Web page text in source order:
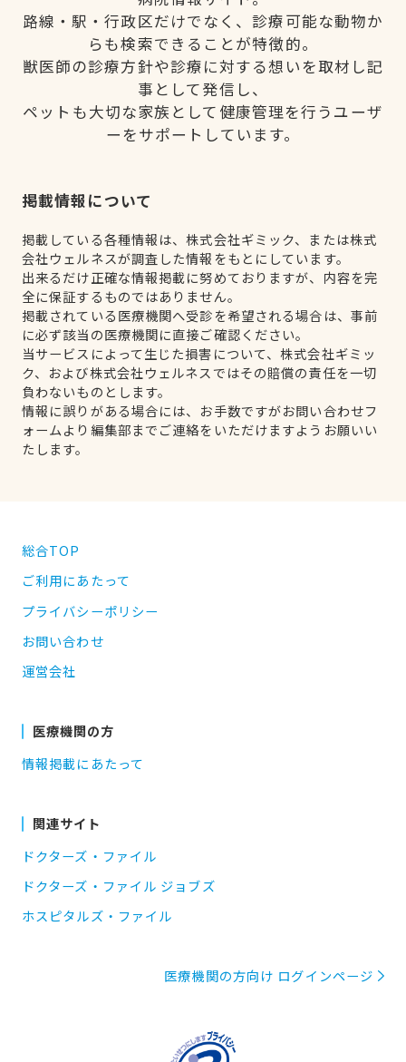
路線・駅・行政区だけでなく、診療可能な動物か
らも検索できることが特徴的。
獣医師の診療方針や診療に対する想いを取材し記
事として発信し、
ペットも大切な家族として健康管理を行うユーザ
ーをサポートしています。
掲載情報について
掲載している各種情報は、株式会社ギミック、または株式
会社ウェルネスが調査した情報をもとにしています。
出来るだけ正確な情報掲載に努めておりますが、内容を完
全に保証するものではありません。
掲載されている医療機関へ受診を希望される場合は、事前
に必ず該当の医療機関に直接ご確認ください。
当サービスによって生じた損害について、株式会社ギミッ
ク、および株式会社ウェルネスではその賠償の責任を一切
負わないものとします。
情報に誤りがある場合には、お手数ですがお問い合わせフ
ォームより編集部までご連絡をいただけますようお願いい
たします。
総合TOP
ご利用にあたって
プライバシーポリシー
お問い合わせ
運営会社
医療機関の方
情報掲載にあたって
関連サイト
ドクターズ・ファイル
ドクターズ・ファイル ジョブズ
ホスピタルズ・ファイル
医療機関の方向け ログインページ